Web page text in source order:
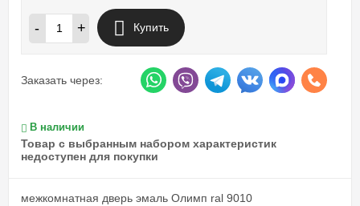
- + Купить
Заказать через:
В наличии
Товар с выбранным набором характеристик
недоступен для покупки
межкомнатная дверь эмаль Олимп ral 9010